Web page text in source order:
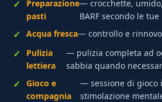
Preparazione
pasti
— crocchette,
BARF secondo le
Acqua fresca— controllo e
Pulizia
lettiera
— pulizia completa ad
sabbia quando
Gioco e
compagnia
— sessione di gioco
stimolazione